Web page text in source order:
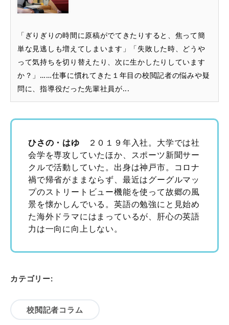
「ぎりぎりの時間に原稿がでてきたりすると、焦って簡
単な見逃しも増えてしまいます」「失敗した時、どうや
って気持ちを切り替えたり、次に生かしたりしています
か？」……仕事に慣れてきた１年目の校閲記者の悩みや疑
問に、指導役だった先輩社員が...
ひさの・はゆ ２０１９年入社。大学では社
会学を専攻していたほか、スポーツ新聞サー
クルで活動していた。出身は神戸市。コロナ
禍で帰省がままならず、最近はグーグルマッ
プのストリートビュー機能を使って故郷の風
景を懐かしんでいる。英語の勉強にと見始め
た海外ドラマにはまっているが、肝心の英語
力は一向に向上しない。
カテゴリー:
校閲記者コラム